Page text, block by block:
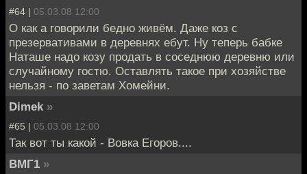
#64 | 05.03.08 12:00
О как а говорили бедно живём. Даже коз с
презервативами в деревнях ебут. Ну теперь бабке
Наташе надо козу продать в соседнюю деревню или
случайному гостю. Оставлять такое при хозяйстве
нельзя - по заветам Хомейни.
Dimek »
#65 | 05.03.08 12:00
Так вот ты какой - Вовка Егоров....
ВМГ1 »